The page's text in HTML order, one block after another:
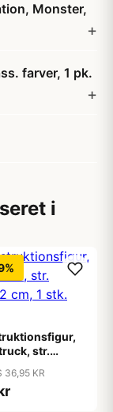
Monster,
farver, 1 pk.
i
str.
36,95 KR